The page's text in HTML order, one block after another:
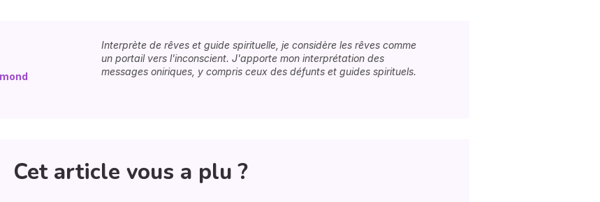
Interprète de rêves et guide spirituelle, je considère les rêves comme
un portail vers l'inconscient. J'apporte mon interprétation des
messages oniriques, y compris ceux des défunts et guides spirituels.
Cet article vous a plu ?